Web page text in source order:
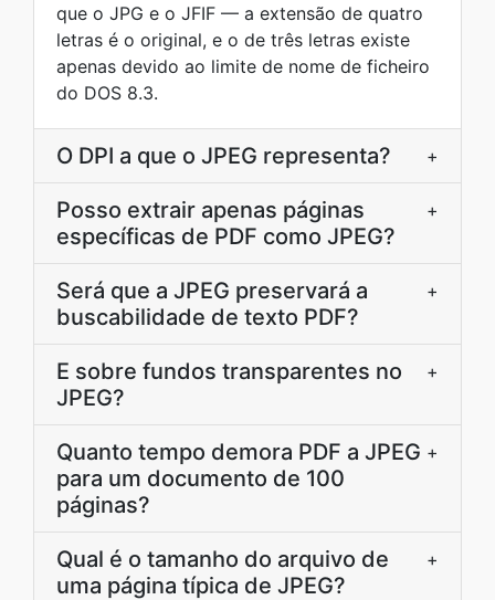
que o JPG e o JFIF — a extensão de quatro
letras é o original, e o de três letras existe
apenas devido ao limite de nome de ficheiro
do DOS 8.3.
O DPI a que o JPEG representa? +
Posso extrair apenas páginas
específicas de PDF como JPEG?
+
Será que a JPEG preservará a
buscabilidade de texto PDF?
+
E sobre fundos transparentes no
JPEG?
+
Quanto tempo demora PDF a JPEG
para um documento de 100
páginas?
+
Qual é o tamanho do arquivo de
uma página típica de JPEG?
+